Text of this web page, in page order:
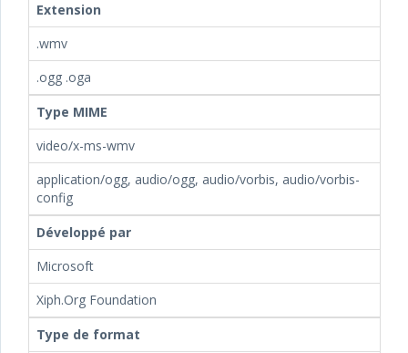
Extension
.wmv
.ogg .oga
Type MIME
video/x-ms-wmv
application/ogg, audio/ogg, audio/vorbis, audio/vorbis-
config
Développé par
Microsoft
Xiph.Org Foundation
Type de format